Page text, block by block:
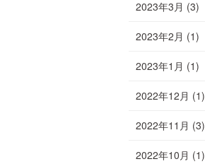
2023年3月 (3)
2023年2月 (1)
2023年1月 (1)
2022年12月 (1)
2022年11月 (3)
2022年10月 (1)